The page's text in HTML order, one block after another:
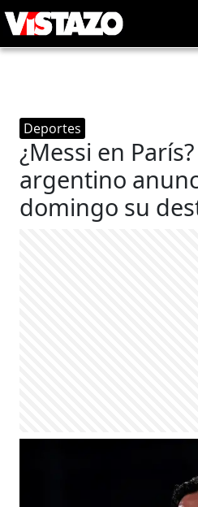
Deportes
¿Messi en
argentino
domingo su